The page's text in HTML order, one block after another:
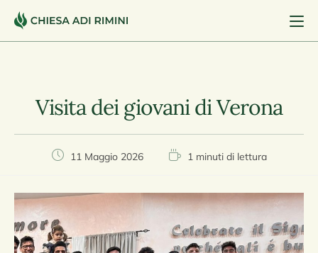
Visita dei giovani di Verona
11 Maggio 2026 1 minuti di lettura